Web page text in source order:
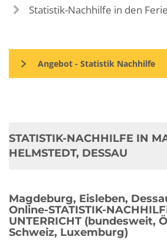
Statistik-Nachhilfe in den
Angebot - Statistik Nachhilfe
STATISTIK-NACHHILFE IN
HELMSTEDT, DESSAU
Magdeburg, Eisleben,
Online-STATISTIK-
UNTERRICHT (bundesweit,
Schweiz, Luxemburg)